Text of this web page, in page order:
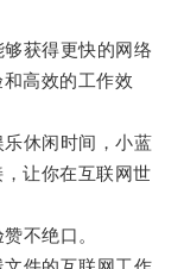
获得更快的网络
高效的工作效
休闲时间，小蓝
让你在互联网世
不绝口。